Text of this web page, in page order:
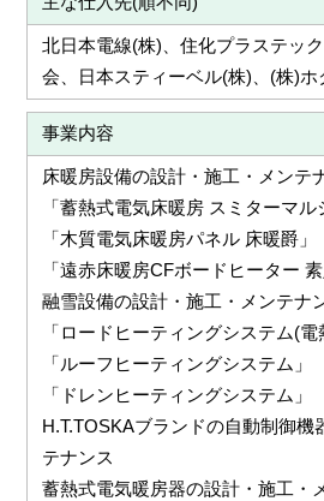
北日本電線(株)、住化プラステッ
会、日本スティーベル(株)、(株)ホ
事業内容
床暖房設備の設計・施工・メンテ
「蓄熱式電気床暖房 スミターマル
「木質電気床暖房パネル 床暖爵」
「遠赤床暖房CFボードヒーター 素
融雪設備の設計・施工・メンテナ
「ロードヒーティングシステム(電
「ルーフヒーティングシステム」
「ドレンヒーティングシステム」
H.T.TOSKAブランドの自動制御機
テナンス
蓄熱式電気暖房器の設計・施工・